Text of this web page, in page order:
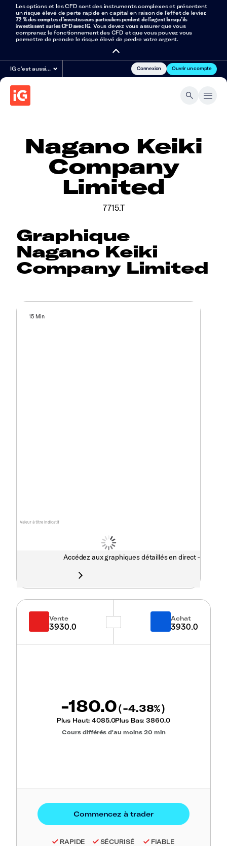
Les options et les CFD sont des instruments complexes et présentent
un risque élevé de perte rapide en capital en raison de l’effet de levier.
72 % des comptes d’investisseurs particuliers perdent de l’argent lorsqu’ils
investissent sur les CFD avec IG. Vous devez vous assurer que vous
comprenez le fonctionnement des CFD et que vous pouvez vous
permettre de prendre le risque élevé de perdre votre argent.
IG c'est aussi… Connexion Ouvrir un compte
Nagano Keiki
Company
Limited
7715.T
Graphique
Nagano Keiki
Company Limited
Valeur à titre indicatif
15 Min
Accédez aux graphiques détaillés en direct -
Vente
3930.0
Achat
3930.0
-180.0(-4.38%)
Plus Haut:4085.0Plus Bas:3860.0
Cours différés d'au moins 20 min
RAPIDE SÉCURISÉ FIABLE